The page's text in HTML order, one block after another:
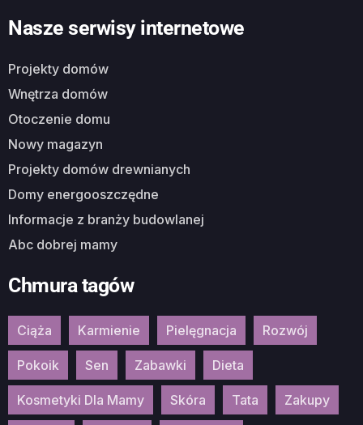
Nasze serwisy internetowe
Projekty domów
Wnętrza domów
Otoczenie domu
Nowy magazyn
Projekty domów drewnianych
Domy energooszczędne
Informacje z branży budowlanej
Abc dobrej mamy
Chmura tagów
Ciąża Karmienie Pielęgnacja Rozwój
Pokoik Sen Zabawki Dieta
Kosmetyki Dla Mamy Skóra Tata Zakupy